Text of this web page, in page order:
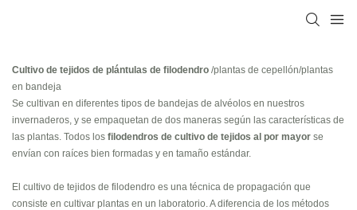
Cultivo de tejidos de plántulas de filodendro /plantas de cepellón/plantas
en bandeja
Se cultivan en diferentes tipos de bandejas de alvéolos en nuestros
invernaderos, y se empaquetan de dos maneras según las características de
las plantas. Todos los filodendros de cultivo de tejidos al por mayor se
envían con raíces bien formadas y en tamaño estándar.
El cultivo de tejidos de filodendro es una técnica de propagación que
consiste en cultivar plantas en un laboratorio. A diferencia de los métodos